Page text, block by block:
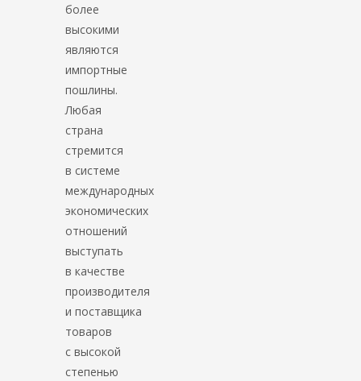
более
высокими
являются
импортные
пошлины.
Любая
страна
стремится
в системе
международных
экономических
отношений
выступать
в качестве
производителя
и поставщика
товаров
с высокой
степенью